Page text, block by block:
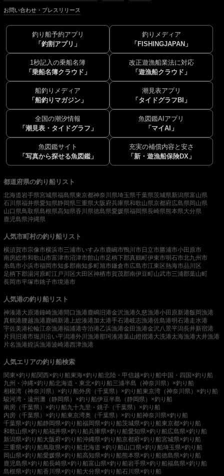
お問い合わせ・プレスリリース
釣り船予約アプリ
「釣割アプリ」
釣りメディア
「FISHINGJAPAN」
1秒記入の乗船名簿
「乗船名簿クラウド」
改正遊漁船業法に対応
「遊漁船クラウド」
船釣りメディア
「船釣りマガジン」
潮見表アプリ
「タイドグラフBI」
全国の潮汐情報
「潮見表・タイドグラフ」
魚図鑑AIアプリ
「マイAI」
魚図鑑サイト
「写真から探せる魚図鑑」
充実の補償内容と安さ
「新・遊漁船保険DX」
都道府県の釣り船リスト
北海道岩手県宮城県福島県東京都神奈川県埼玉県千葉県茨城県新潟県富山県
石川県福井県愛知県静岡県三重県大阪府兵庫県和歌山県京都府広島県岡山県
山口県鳥取県島根県高知県香川県徳島県愛媛県福岡県長崎県熊本県大分県
鹿児島県沖縄県
人気市町村の釣り船リスト
横須賀市宗像市横浜市三浦市いすみ市鹿嶋市鴨川市 日立市勝浦市小田原市
南房総市和歌山市富津市沼津市館山市足柄下郡真鶴町伊東市明石市北九州市
糸島市小浜市福岡市知多郡南知多町旭市鎌倉市広島市江東区熱海市品川区
足柄下郡湯河原町江戸川区 大田区神栖市賀茂郡南伊豆町山武市三浦郡葉山町
長岡市平塚市銚子市境港市
人気港の釣り船リスト
神湊港大原港鐘崎漁港 間口漁港鹿嶋旧港金沢漁港久慈漁港小田原新港飯岡漁港
真鶴港 腰越漁港鹿嶋新港 上総湊港加太港手石港岐志漁港佐島港明石港走水港
宇佐美港松輪江奈漁港福浦港寺泊港乙浜漁港金田漁港金沢八景平潟長井新宿港
片貝旧港市堀川沿い平潟港外川漁港那珂湊港葉山鐙摺港大洗港太海漁港大井漁港
片名漁港姪浜漁港波崎港西津漁港
人気エリアの釣り船検索
関東×釣り船関西×釣り船東海×釣り船北陸・甲信越×釣り船中国・四国×釣り船
九州・沖縄×釣り船北海道・東北×釣り船三浦半島（神奈川県）×釣り船
相模湾（神奈川県）×釣り船外房（千葉県）×釣り船東京湾（神奈川県）×釣り船
駿河湾・遠州灘（静岡県）×釣り船伊豆半島（静岡県）×釣り船
南房（千葉県）×釣り船九十九里・銚子（千葉県）×釣り船
内房（千葉県）×釣り船東京湾奥（千葉県）×釣り船神奈川県×釣り船
千葉県×釣り船静岡県×釣り船福岡県×釣り船茨城県×釣り船東京都×釣り船
和歌山県×釣り船福井県×釣り船兵庫県×釣り船愛知県×釣り船広島県×釣り船
新潟県×釣り船大阪府×釣り船沖縄県×釣り船京都府×釣り船宮城県×釣り船
三重県×釣り船鳥取県×釣り船北海道 ×釣り船山口県×釣り船埼玉県×釣り船
岡山県×釣り船愛媛県×釣り船高知県×釣り船熊本県×釣り船徳島県×釣り船
鹿児島県×釣り船長崎県×釣り船富山県×釣り船岩手県×釣り船福島県×釣り船
島根県×釣り船香川県×釣り船大分県×釣り船石川県×釣り船